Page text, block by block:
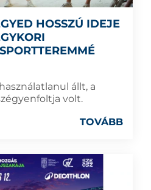
HOSSZÚ IDEJE
állt, a
volt.
TOVÁBB